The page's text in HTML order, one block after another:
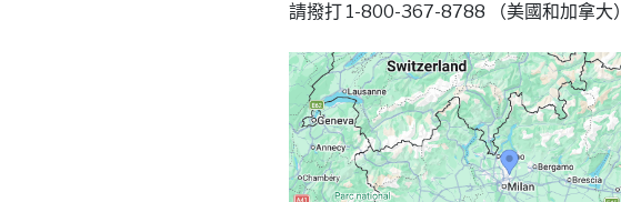
請撥打 1-800-367-8788 （美國和加拿大）